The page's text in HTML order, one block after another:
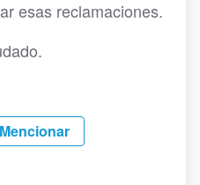
esas reclamaciones.
Mencionar